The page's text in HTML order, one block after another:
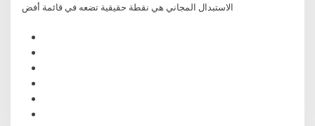
الاستبدال المجاني هي نقطة حقيقية تضعه في قائمة أفض